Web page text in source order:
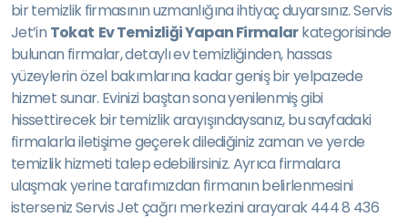
bir temizlik firmasının uzmanlığına ihtiyaç duyarsınız. Servis
Jet’in Tokat Ev Temizliği Yapan Firmalarkategorisinde
bulunan firmalar, detaylı ev temizliğinden, hassas
yüzeylerin özel bakımlarına kadar geniş bir yelpazede
hizmet sunar. Evinizi baştan sona yenilenmiş gibi
hissettirecek bir temizlik arayışındaysanız, bu sayfadaki
firmalarla iletişime geçerek dilediğiniz zaman ve yerde
temizlik hizmeti talep edebilirsiniz. Ayrıca firmalara
ulaşmak yerine tarafımızdan firmanın belirlenmesini
isterseniz Servis Jet çağrı merkezini arayarak 444 8 436